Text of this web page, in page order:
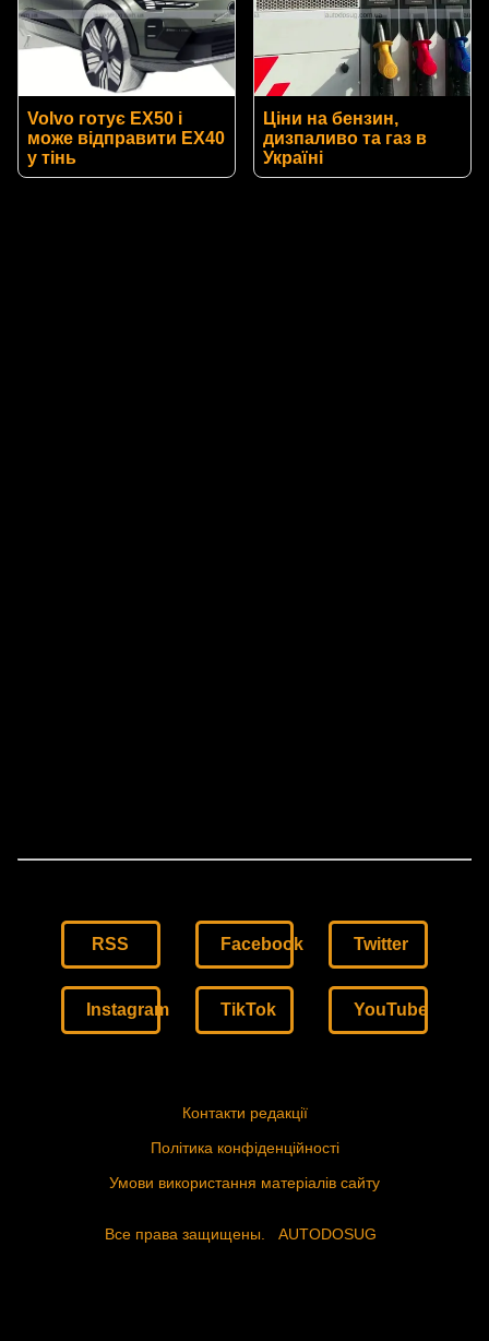
Volvo готує EX50 і
може відправити EX40
у тінь
Ціни на бензин,
дизпаливо та газ в
Україні
RSS Facebook Twitter
Instagram TikTok YouTube
Контакти редакції
Політика конфіденційності
Умови використання матеріалів сайту
Все права защищены. AUTODOSUG